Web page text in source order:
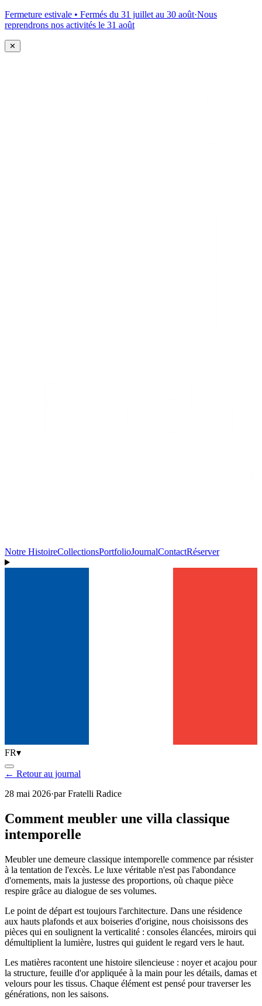
Fermeture estivale • Fermés du 31 juillet au 30 août·Nous
reprendrons nos activités le 31 août
✕
Notre HistoireCollectionsPortfolioJournalContactRéserver
FR▾
← Retour au journal
28 mai 2026·par Fratelli Radice
Comment meubler une villa classique
intemporelle
Meubler une demeure classique intemporelle commence par résister
à la tentation de l'excès. Le luxe véritable n'est pas l'abondance
d'ornements, mais la justesse des proportions, où chaque pièce
respire grâce au dialogue de ses volumes.
Le point de départ est toujours l'architecture. Dans une résidence
aux hauts plafonds et aux boiseries d'origine, nous choisissons des
pièces qui en soulignent la verticalité : consoles élancées, miroirs qui
démultiplient la lumière, lustres qui guident le regard vers le haut.
Les matières racontent une histoire silencieuse : noyer et acajou pour
la structure, feuille d'or appliquée à la main pour les détails, damas et
velours pour les tissus. Chaque élément est pensé pour traverser les
générations, non les saisons.